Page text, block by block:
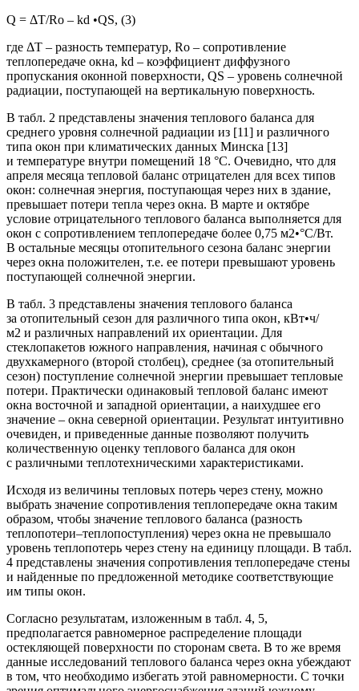
Q = ΔT/Rо – kd •QS, (3)
где ΔT – разность температур, Rо – сопротивление
теплопередаче окна, kd – коэффициент диффузного
пропускания оконной поверхности, QS – уровень солнечной
радиации, поступающей на вертикальную поверхность.
В табл. 2 представлены значения теплового баланса для
среднего уровня солнечной радиации из [11] и различного
типа окон при климатических данных Минска [13]
и температуре внутри помещений 18 °С. Очевидно, что для
апреля месяца тепловой баланс отрицателен для всех типов
окон: солнечная энергия, поступающая через них в здание,
превышает потери тепла через окна. В марте и октябре
условие отрицательного теплового баланса выполняется для
окон с сопротивлением теплопередаче более 0,75 м2•°С/Вт.
В остальные месяцы отопительного сезона баланс энергии
через окна положителен, т.е. ее потери превышают уровень
поступающей солнечной энергии.
В табл. 3 представлены значения теплового баланса
за отопительный сезон для различного типа окон, кВт•ч/
м2 и различных направлений их ориентации. Для
стеклопакетов южного направления, начиная с обычного
двухкамерного (второй столбец), среднее (за отопительный
сезон) поступление солнечной энергии превышает тепловые
потери. Практически одинаковый тепловой баланс имеют
окна восточной и западной ориентации, а наихудшее его
значение – окна северной ориентации. Результат интуитивно
очевиден, и приведенные данные позволяют получить
количественную оценку теплового баланса для окон
с различными теплотехническими характеристиками.
Исходя из величины тепловых потерь через стену, можно
выбрать значение сопротивления теплопередаче окна таким
образом, чтобы значение теплового баланса (разность
теплопотери–теплопоступления) через окна не превышало
уровень теплопотерь через стену на единицу площади. В табл.
4 представлены значения сопротивления теплопередаче стены
и найденные по предложенной методике соответствующие
им типы окон.
Согласно результатам, изложенным в табл. 4, 5,
предполагается равномерное распределение площади
остекляющей поверхности по сторонам света. В то же время
данные исследований теплового баланса через окна убеждают
в том, что необходимо избегать этой равномерности. С точки